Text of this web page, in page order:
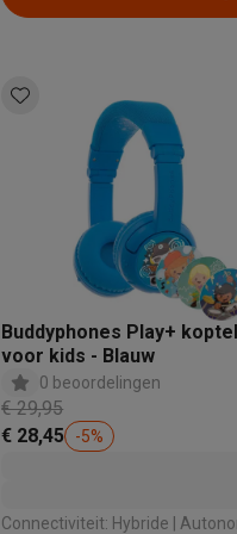
Buddyphones Play+
voor kids - Blauw
0 beoordelingen
€ 29,95
€ 28,45
-5%
Connectiviteit: Hybride | Autonomie (u): 20